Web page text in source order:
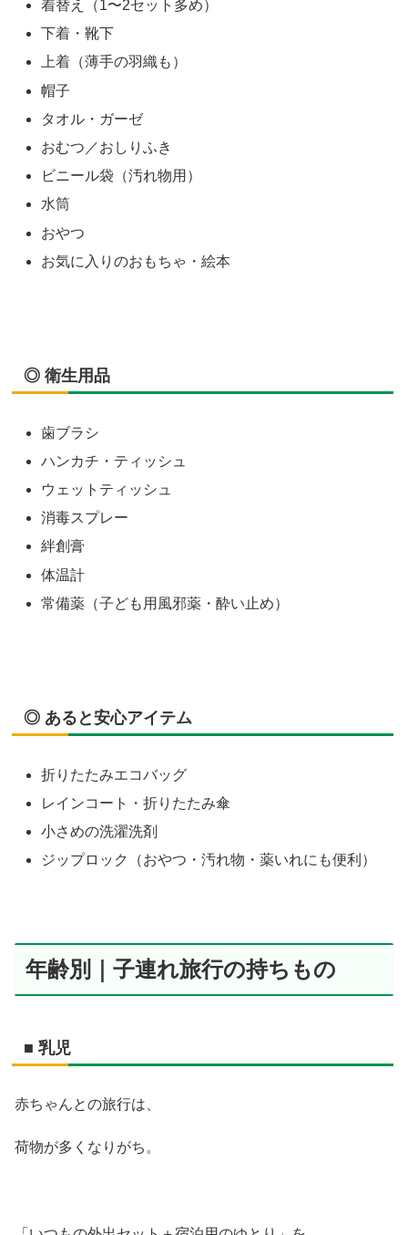
着替え（1〜2セット多め）
下着・靴下
上着（薄手の羽織も）
帽子
タオル・ガーゼ
おむつ／おしりふき
ビニール袋（汚れ物用）
水筒
おやつ
お気に入りのおもちゃ・絵本
◎ 衛生用品
歯ブラシ
ハンカチ・ティッシュ
ウェットティッシュ
消毒スプレー
絆創膏
体温計
常備薬（子ども用風邪薬・酔い止め）
◎ あると安心アイテム
折りたたみエコバッグ
レインコート・折りたたみ傘
小さめの洗濯洗剤
ジップロック（おやつ・汚れ物・薬いれにも便利）
年齢別｜子連れ旅行の持ちもの
■ 乳児
赤ちゃんとの旅行は、
荷物が多くなりがち。